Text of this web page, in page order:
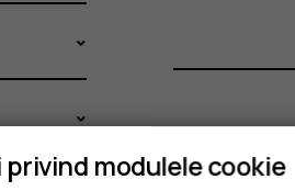
privind modulele cookie